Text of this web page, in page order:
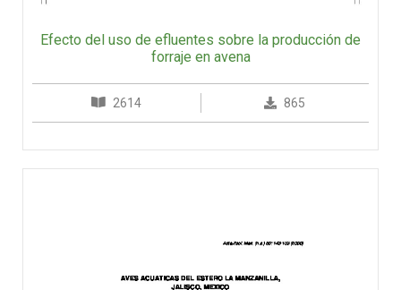
Efecto del uso de efluentes sobre la producción de
forraje en avena
2614 865